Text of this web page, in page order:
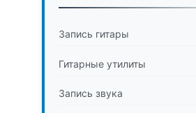
Запись гитары
Гитарные утилиты
Запись звука